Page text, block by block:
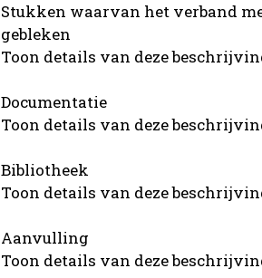
Stukken waarvan het verband
gebleken
Toon details van deze
Documentatie
Toon details van deze
Bibliotheek
Toon details van deze
Aanvulling
Toon details van deze